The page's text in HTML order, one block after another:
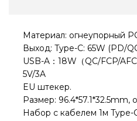
Материал: огнеупорный
Выход: Type-C: 65W (PD/
USB-A：18W（QC/FCP/
5V/3A
EU штекер.
Размер: 96.4*57.1*32.5mm,
Набор с кабелем 1м Type-